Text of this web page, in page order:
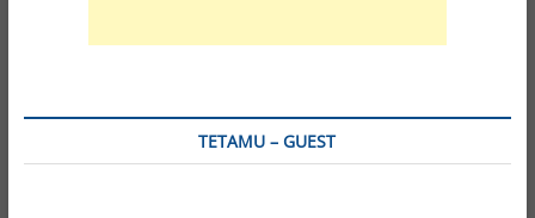
TETAMU – GUEST